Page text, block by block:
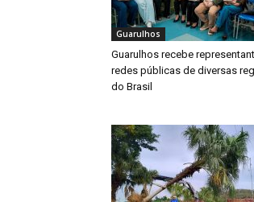
Guarulhos
Guarulhos recebe
redes públicas de diversas
do Brasil